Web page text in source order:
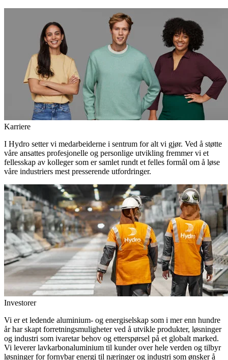
Karriere
I Hydro setter vi medarbeiderne i sentrum for alt vi gjør. Ved å støtte
våre ansattes profesjonelle og personlige utvikling fremmer vi et
fellesskap av kolleger som er samlet rundt et felles formål om å løse
våre industriers mest presserende utfordringer.
Investorer
Vi er et ledende aluminium- og energiselskap som i mer enn hundre
år har skapt forretningsmuligheter ved å utvikle produkter, løsninger
og industri som ivaretar behov og etterspørsel på et globalt marked.
Vi leverer lavkarbonaluminium til kunder over hele verden og tilbyr
løsninger for fornybar energi til næringer og industri som ønsker å